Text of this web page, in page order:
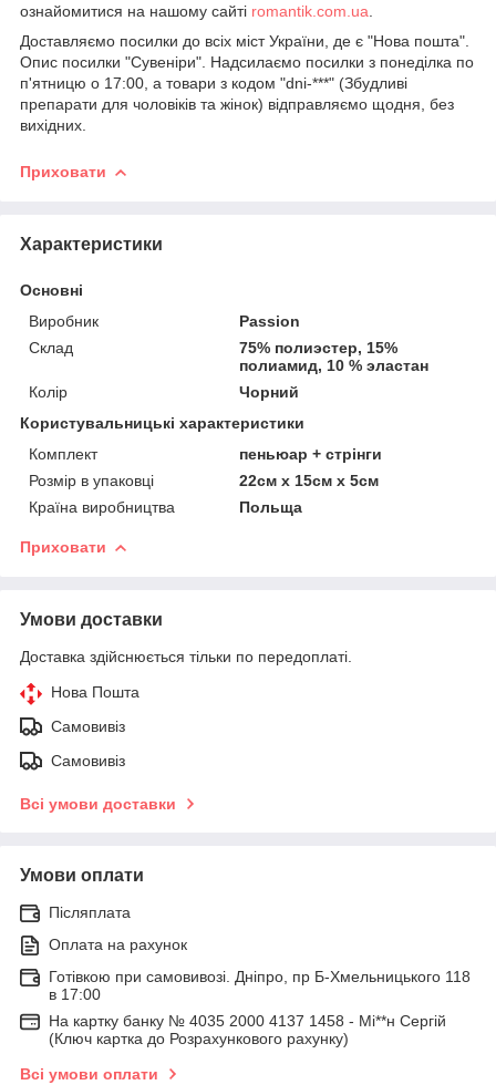
ознайомитися на нашому сайті romantik.com.ua
Доставляємо посилки до всіх міст України, де є "Нова пошта".
Опис посилки "Сувеніри". Надсилаємо посилки з понеділка по
п'ятницю о 17:00, а товари з кодом "dni-***" (Збудливі
препарати для чоловіків та жінок) відправляємо щодня, без
вихідних.
Приховати
Характеристики
Основні
Виробник
Passion
Склад
75% полиэстер, 15%
полиамид, 10 % эластан
Колір
Чорний
Користувальницькі характеристики
Комплект
пеньюар + стрінги
Розмір в упаковці
22см х 15см х 5см
Країна виробництва
Польща
Приховати
Умови доставки
Доставка здійснюється тільки по передоплаті.
Нова Пошта
Самовивіз
Самовивіз
Всі умови доставки
Умови оплати
Післяплата
Оплата на рахунок
Готівкою при самовивозі. Дніпро, пр Б-Хмельницького 118
в 17:00
На картку банку № 4035 2000 4137 1458 - Мі**н Сергій
(Ключ картка до Розрахункового рахунку)
Всі умови оплати